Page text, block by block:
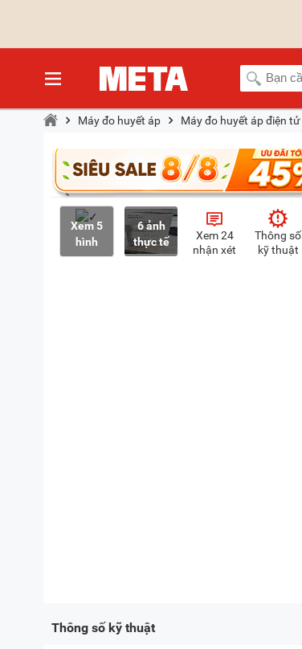
Máy đo huyết áp Máy đo huyết áp điện tử
Xem 5
hình
6 ảnh
thực tế
Xem 24
nhận xét
Thông số
kỹ thuật
Thông số kỹ thuật